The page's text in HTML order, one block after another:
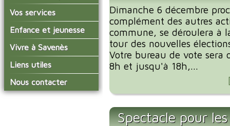
Savenès en chiffre
L'histoire du village
Actualités de Savenès
sur ladepeche.fr
Vos élus
Les compte-rendus du
conseil municipal
Les commissions
Les diverses
délégations/syndicats
L'urbanisme
Vos services
La mairie
Le service technique
Les services de l'école
Les installations
municipales
La collecte des ordures
Enfance et jeunesse
L'école primaire
La garderie et la cantine
Le temps périscolaire
La petite enfance
Vivre à Savenès
Agenda Salle des Fetes
Liens utiles
Communauté de
Communes Grand Sud
Tarn et Garonne
Nous contacter
Dimanche 6 décembre
complément des autres
commune, se déroulera à
tour des nouvelles
Votre bureau de vote sera
8h et jusqu'à 18h,...
Spectacle pour